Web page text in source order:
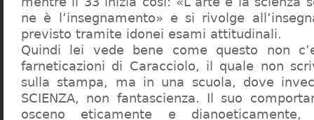
ne è l’insegnamento» e si rivolge
previsto tramite idonei esami attitudinali.
Quindi lei vede bene come questo non
farneticazioni di Caracciolo, il quale non
sulla stampa, ma in una scuola, dove
SCIENZA, non fantascienza. Il suo
osceno eticamente e dianoeticamente,